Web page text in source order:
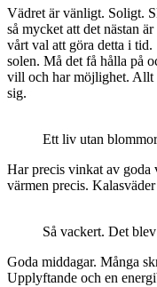
Vädret är vänligt. Soligt.
så mycket att det
vårt val att göra detta i
solen. Må det få hålla på
vill och har möjlighet. Allt
sig.
Ett liv utan
Har precis vinkat av goda
värmen precis.
Så vackert. Det
Goda middagar. Många
Upplyftande och en